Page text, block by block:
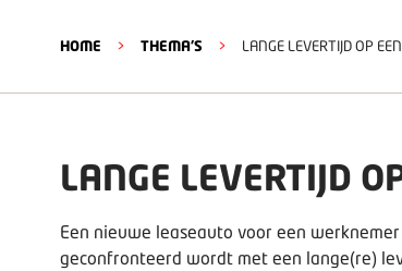
HOME > THEMA'S > LANGE LEVERTIJD OP
LANGE LEVERTIJD
Een nieuwe leaseauto voor een
geconfronteerd wordt met een lange(re)